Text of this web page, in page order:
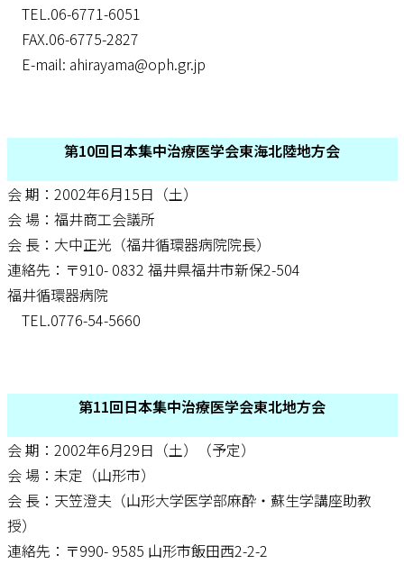
TEL.06-6771-6051
FAX.06-6775-2827
E-mail: ahirayama@oph.gr.jp
第10回日本集中治療医学会東海北陸地方会
会 期：2002年6月15日（土）
会 場：福井商工会議所
会 長：大中正光（福井循環器病院院長）
連絡先：〒910- 0832 福井県福井市新保2-504
福井循環器病院
TEL.0776-54-5660
第11回日本集中治療医学会東北地方会
会 期：2002年6月29日（土）（予定）
会 場：未定（山形市）
会 長：天笠澄夫（山形大学医学部麻酔・蘇生学講座助教
授）
連絡先：〒990- 9585 山形市飯田西2-2-2